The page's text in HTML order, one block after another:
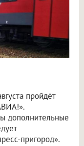
пройдёт
дополнительные
пригород».